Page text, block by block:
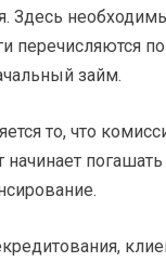
Здесь
перечисляются
займ.
то, что
начинает